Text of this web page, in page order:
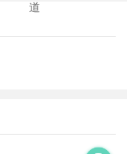
道